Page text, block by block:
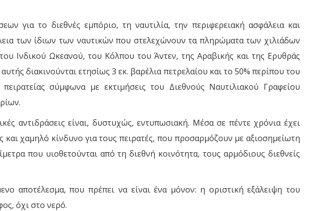
για το διεθνές εμπόριο, τη ναυτιλία, την περιφερειακή ασφάλεια και
των ίδιων των ναυτικών που στελεχώνουν τα πληρώματα των χιλιάδων
Ινδικού Ωκεανού, του Κόλπου του Άντεν, της Αραβικής και της Ερυθράς
διακινούνται ετησίως 3 εκ. βαρέλια πετρελαίου και το 50% περίπου του
σύμφωνα με εκτιμήσεις του Διεθνούς Ναυτιλιακού Γραφείου
αντιδράσεις είναι, δυστυχώς, εντυπωσιακή. Μέσα σε πέντε χρόνια έχει
και χαμηλό κίνδυνο για τους πειρατές, που προσαρμόζουν με αξιοσημείωτη
που υιοθετούνται από τη διεθνή κοινότητα, τους αρμόδιους διεθνείς
αποτέλεσμα, που πρέπει να είναι ένα μόνον: η οριστική εξάλειψη του
όχι στο νερό.